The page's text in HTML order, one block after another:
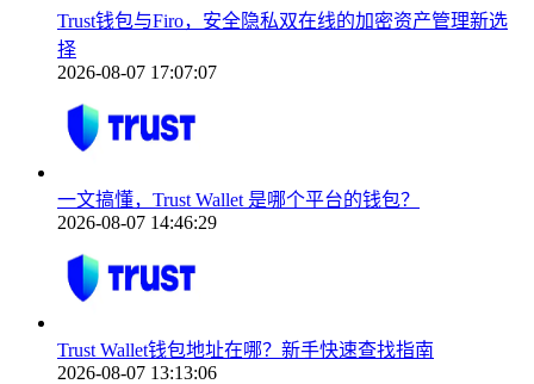
Trust钱包与Firo，安全隐私双在线的加密资产管理新选
择
2026-08-07 17:07:07
一文搞懂，Trust Wallet 是哪个平台的钱包？
2026-08-07 14:46:29
Trust Wallet钱包地址在哪？新手快速查找指南
2026-08-07 13:13:06